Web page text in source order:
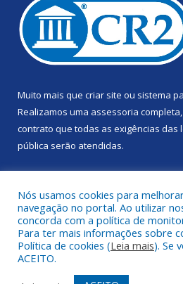
Muito mais que criar site ou sistema
Realizamos uma assessoria
contrato que todas as exigências das
pública serão atendidas.
Todos os direitos reservados a
Nós usamos cookies para
navegação no portal. Ao utilizar
concorda com a política de
Para ter mais informações sobre
Política de cookies (Leia mais). Se
ACEITO.